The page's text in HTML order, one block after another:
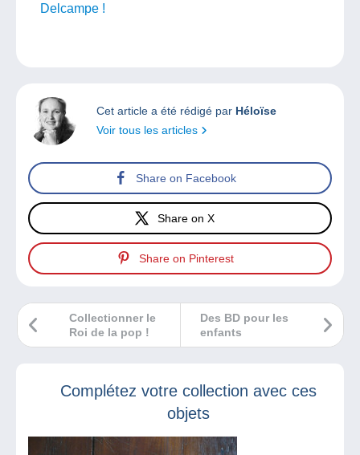
Delcampe !
Cet article a été rédigé par Héloïse
Voir tous les articles
Share on Facebook
Share on X
Share on Pinterest
Des BD pour les
enfants
Collectionner le
Roi de la pop !
Complétez votre collection avec ces
objets